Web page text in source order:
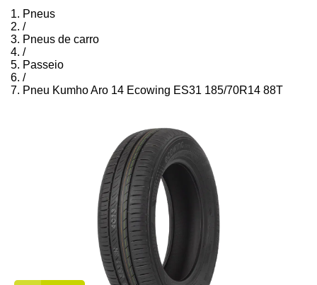
Pneus
/
Pneus de carro
/
Passeio
/
Pneu Kumho Aro 14 Ecowing ES31 185/70R14 88T